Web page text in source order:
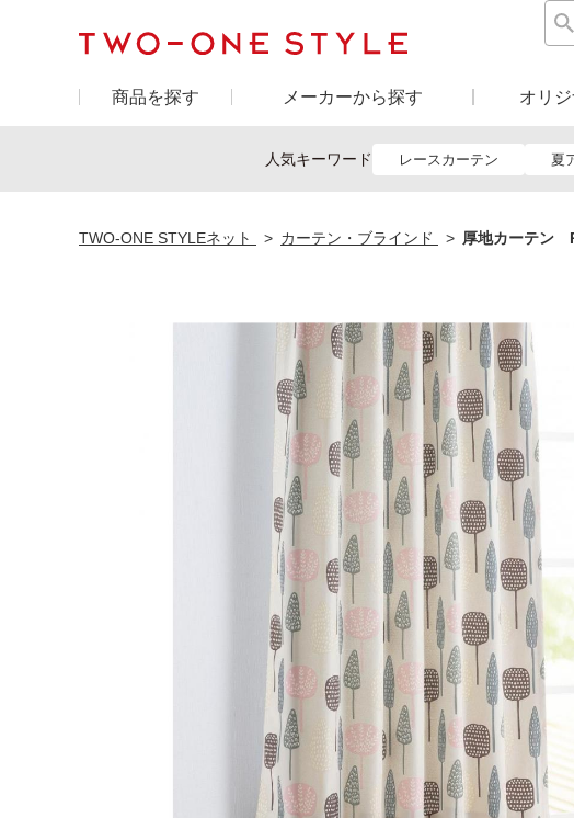
商品を探す メーカーから探す オリ
人気キーワード レースカーテン 夏
TWO-ONE STYLEネット カーテン・ブラインド 厚地カーテ